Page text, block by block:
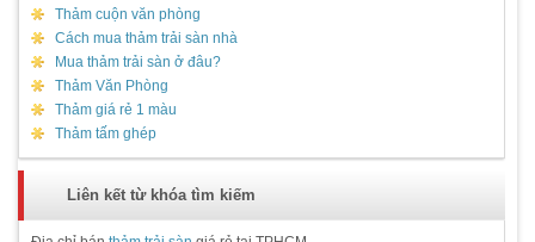
Thảm cuộn văn phòng
Cách mua thảm trải sàn nhà
Mua thảm trải sàn ở đâu?
Thảm Văn Phòng
Thảm giá rẻ 1 màu
Thảm tấm ghép
Liên kết từ khóa tìm kiếm